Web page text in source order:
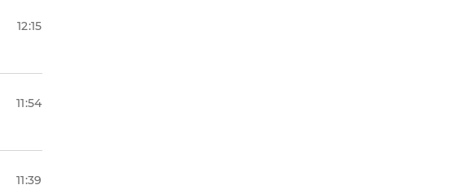
12:15
11:54
11:39